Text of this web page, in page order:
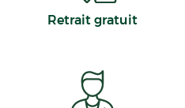
Retrait gratuit